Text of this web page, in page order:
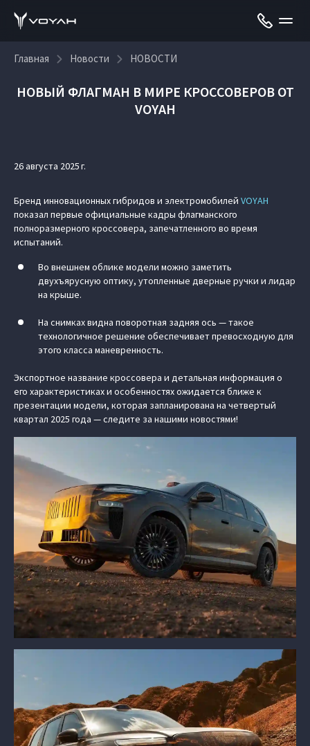
Главная Новости НОВОСТИ
НОВЫЙ ФЛАГМАН В МИРЕ КРОССОВЕРОВ ОТ
VOYAH
26 августа 2025 г.
Бренд инновационных гибридов и электромобилей VOYAH
показал первые официальные кадры флагманского
полноразмерного кроссовера, запечатленного во время
испытаний.
Во внешнем облике модели можно заметить
двухъярусную оптику, утопленные дверные ручки и лидар
на крыше.
На снимках видна поворотная задняя ось — такое
технологичное решение обеспечивает превосходную для
этого класса маневренность.
Экспортное название кроссовера и детальная информация о
его характеристиках и особенностях ожидается ближе к
презентации модели, которая запланирована на четвертый
квартал 2025 года — следите за нашими новостями!